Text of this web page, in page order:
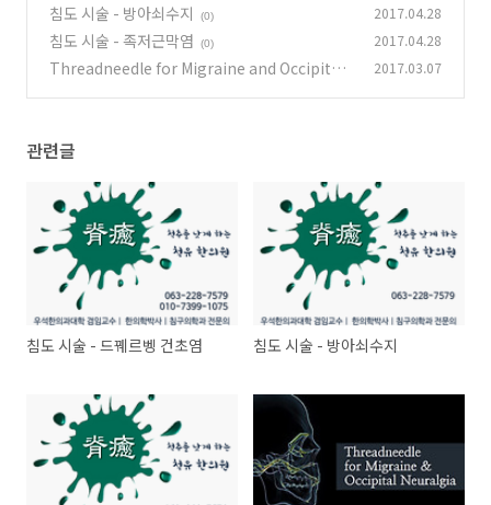
침도 시술 - 방아쇠수지 (0) 2017.04.28
침도 시술 - 족저근막염 (0) 2017.04.28
Threadneedle for Migraine and Occipital
2017.03.07
관련글
침도 시술 - 드꿰르벵 건초염 침도 시술 - 방아쇠수지